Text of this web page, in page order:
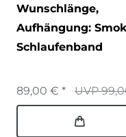
Wunschlänge,
Aufhängung:
Schlaufenband
UVP
89,00 € *